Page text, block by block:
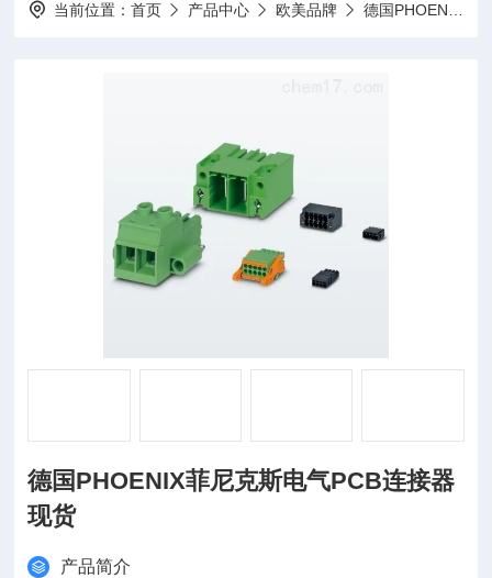
当前位置：首页 产品中心 欧美品牌 德国PHOENIX菲尼克斯
德国PHOENIX菲尼克斯电气PCB连接器
现货
产品简介